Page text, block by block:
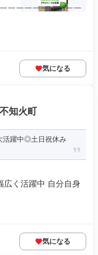
￣￣￣￣￣￣￣￣￣
気になる
知火町
活躍中◎土日祝休み
広く活躍中 自分自身
気になる